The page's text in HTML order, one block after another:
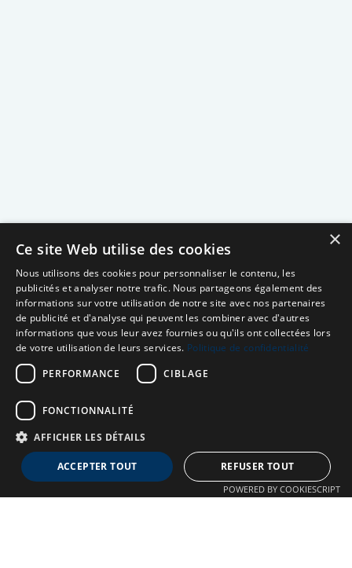
Neuro MAV France
Association dédiée aux patients souffrant de Malformations
×
Ce site Web utilise des cookies
Nous utilisons des cookies pour personnaliser le contenu, les
publicités et analyser notre trafic. Nous partageons également des
informations sur votre utilisation de notre site avec nos partenaires
de publicité et d'analyse qui peuvent les combiner avec d'autres
informations que vous leur avez fournies ou qu'ils ont collectées lors
de votre utilisation de leurs services. Politique de confidentialité
PERFORMANCE
CIBLAGE
FONCTIONNALITÉ
AFFICHER LES DÉTAILS
ACCEPTER TOUT REFUSER TOUT
POWERED BY COOKIESCRIPT